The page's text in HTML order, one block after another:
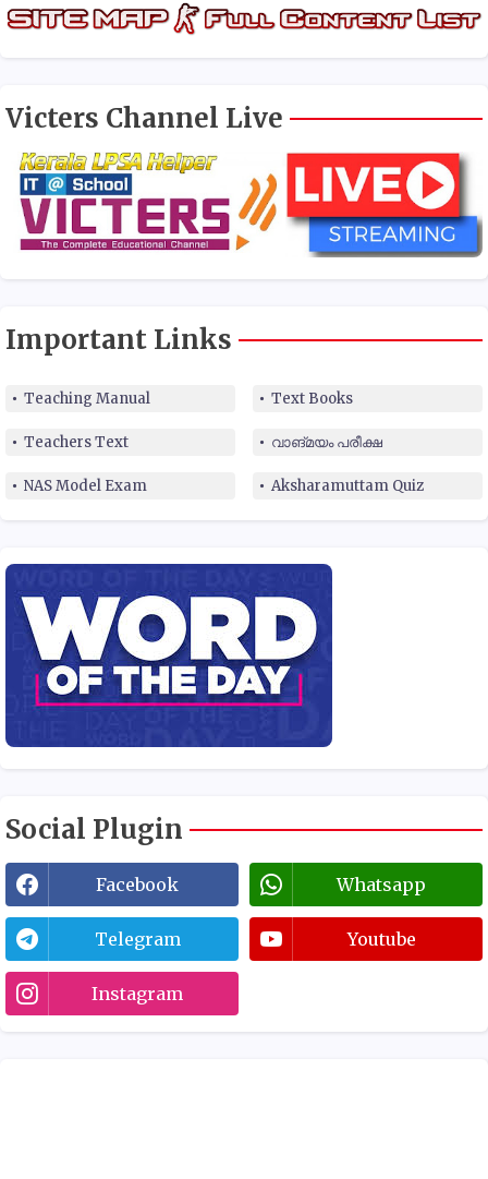
Victers Channel Live
Important Links
Teaching Manual Text Books
Teachers Text വാങ്മയം പരീക്ഷ
NAS Model Exam Aksharamuttam Quiz
Social Plugin
Facebook Whatsapp
Telegram Youtube
Instagram